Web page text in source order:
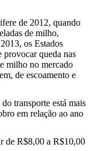
de 2012, quando
de milho,
os Estados
provocar queda nas
milho no mercado
de escoamento e
transporte está mais
em relação ao ano
de R$8,00 a R$10,00